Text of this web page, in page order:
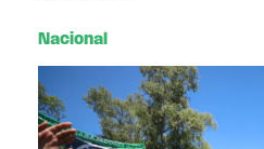
Nacional